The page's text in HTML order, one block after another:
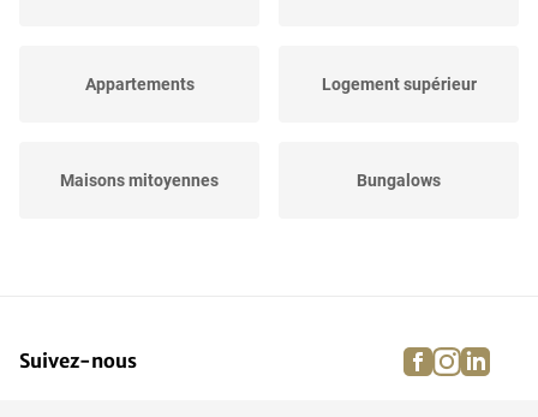
Appartements Logement supérieur
Maisons mitoyennes Bungalows
Autres biens immobiliers Maisons de ville
Suivez-nous facebook